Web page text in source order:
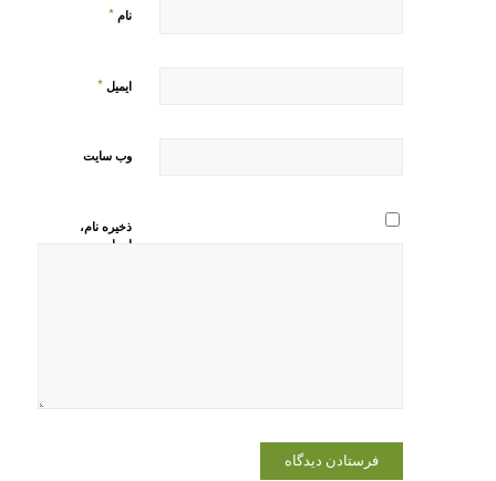
نام *
ایمیل *
وب‌ سایت
ذخیره نام،
ایمیل و